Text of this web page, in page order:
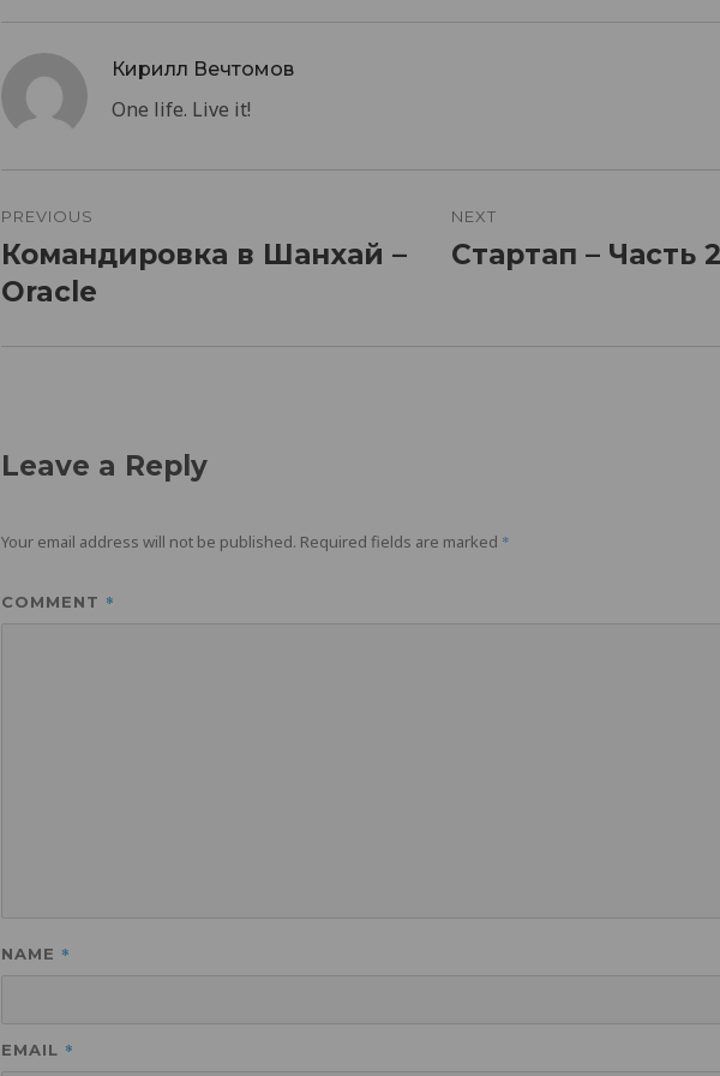
Кирилл Вечтомов
One life. Live it!
navigation
PREVIOUS
Previous
post:
Командировка в Шанхай –
Oracle
NEXT
Next
Стартап – Часть 2
Leave a Reply
Your email address will not be published. Required fields are marked *
COMMENT *
NAME *
EMAIL *